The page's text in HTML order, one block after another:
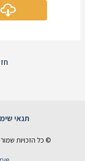
תנאי
© כל הזכויות